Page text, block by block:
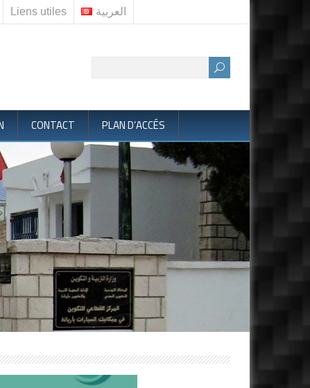
Liens utiles العربية
CONTACT PLAN D’ACCÉS